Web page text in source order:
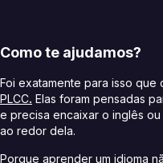
Como te ajudamos?
Foi exatamente para isso que
PLCC. Elas foram pensadas
e precisa encaixar o inglês
ao redor dela.
Porque aprender um idioma